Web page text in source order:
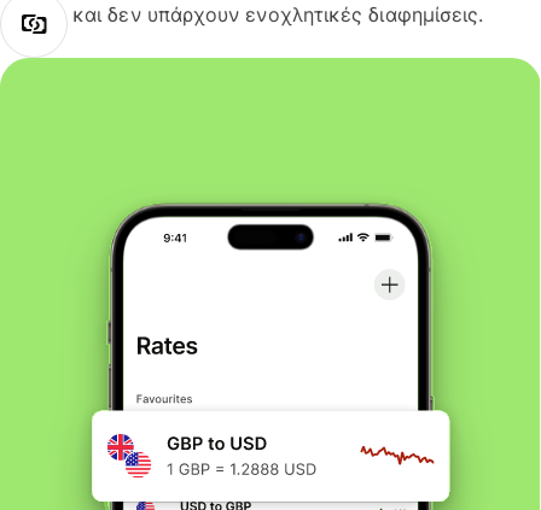
και δεν υπάρχουν ενοχλητικές διαφημίσεις.